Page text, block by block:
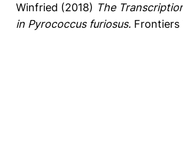
Winfried (2018) The
in Pyrococcus furiosus. Frontiers